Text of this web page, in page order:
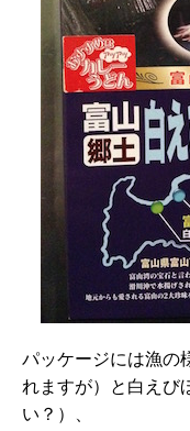
パッケージには漁の
れますが）と白えび
い？）、